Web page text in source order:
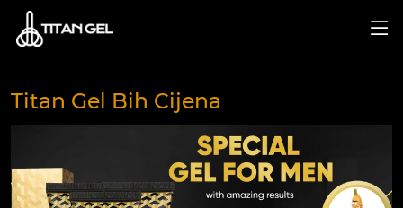
Titan Gel Bih Cijena